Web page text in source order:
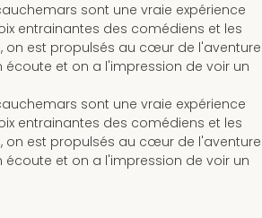
sont une vraie expérience
entrainantes des comédiens et les
on est propulsés au cœur de l'aventure
écoute et on a l'impression de voir un
sont une vraie expérience
entrainantes des comédiens et les
on est propulsés au cœur de l'aventure
écoute et on a l'impression de voir un